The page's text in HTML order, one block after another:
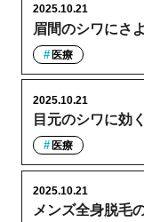
眉間のシワにさ
2025.10.21
医療
目元のシワに効
2025.10.21
医療
メンズ全身脱毛
2025.10.21